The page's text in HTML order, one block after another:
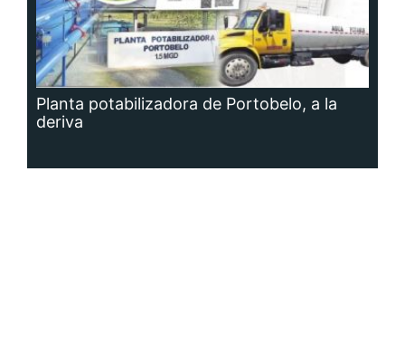
Planta potabilizadora de Portobelo, a la
deriva